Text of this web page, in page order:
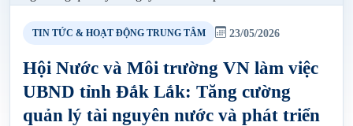
TIN TỨC & HOẠT ĐỘNG TRUNG TÂM 23/05/2026
Hội Nước và Môi trường VN làm việc
UBND tỉnh Đắk Lắk: Tăng cường
quản lý tài nguyên nước và phát triển